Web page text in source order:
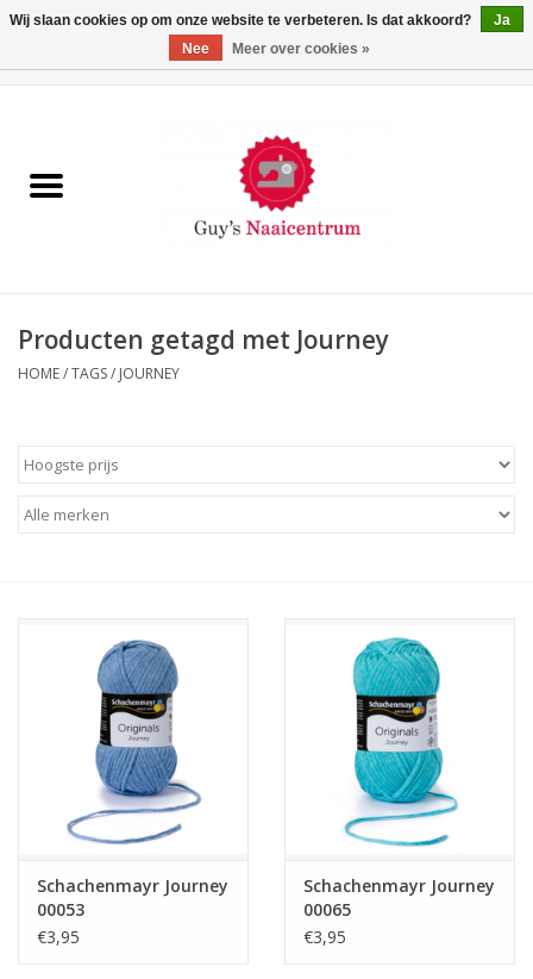
Machines
Paspoppen
Opbergsystemen
Breien en haken
Workshop
Sale / Coupons
Producten getagd met Journey
HOME/TAGS/ JOURNEY
Schachenmayr Journey
00053
€3,95
Schachenmayr Journey
00065
€3,95
Wij slaan cookies op om onze website te verbeteren. Is dat akkoord?
Ja
Nee
Meer over cookies »